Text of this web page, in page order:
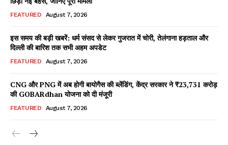
Facebook
X WhatsApp
Share
Read Latest News on AIN
NEWS 1 App
FEATURED August 7, 2026
इस समय की बड़ी खबरें: धर्म संसद से लेकर गुजरात में चोरी, तेलंगाना हड़ताल और
दिल्ली की बारिश तक सभी अहम अपडेट
FEATURED August 7, 2026
CNG और PNG में अब होगी बायोगैस की ब्लेंडिंग, केंद्र सरकार ने ₹23,731 करोड़
की GOBARdhan योजना को दी मंजूरी
FEATURED August 7, 2026